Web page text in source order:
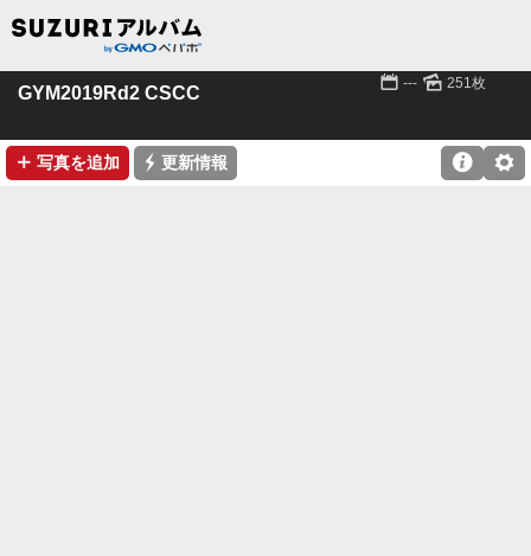
GYM2019Rd2 CSCC 📅 --- 🌄 251枚
➕ 写真を追加 ⚡ 更新情報 ⚙
